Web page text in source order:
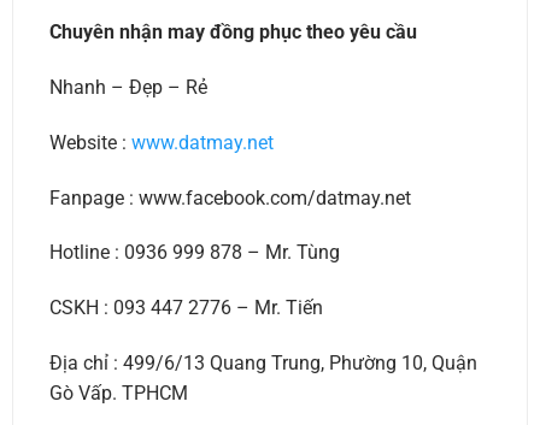
Chuyên nhận may đồng phục theo yêu cầu
Nhanh – Đẹp – Rẻ
Website : www.datmay.net
Fanpage : www.facebook.com/datmay.net
Hotline : 0936 999 878 – Mr. Tùng
CSKH : 093 447 2776 – Mr. Tiến
Địa chỉ : 499/6/13 Quang Trung, Phường 10, Quận
Gò Vấp. TPHCM